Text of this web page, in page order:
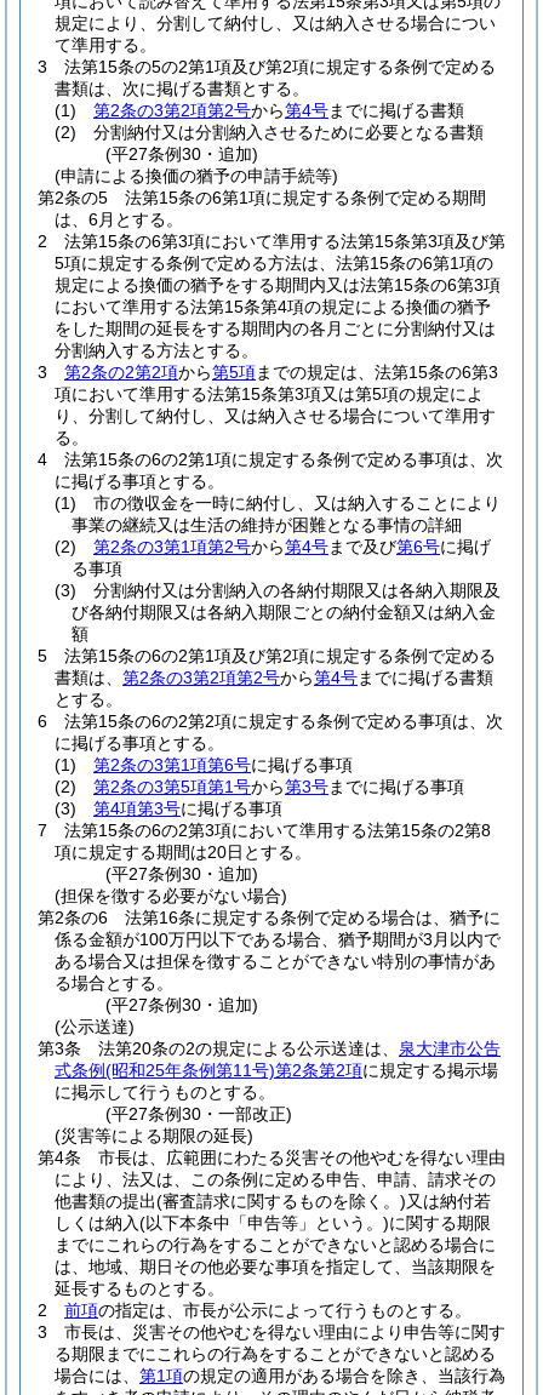
規定により、分割して納付し、又は納入させる場合につい
て準用する。
3
法第15条の5の2第1項及び第2項に規定する条例で定める
書類は、次に掲げる書類とする。
(1)
第2条の3第2項第2号から第4号までに掲げる書類
(2)
分割納付又は分割納入させるために必要となる書類
(平27条例30・追加)
(申請による換価の猶予の申請手続等)
第2条の5
法第15条の6第1項に規定する条例で定める期間
は、6月とする。
2
法第15条の6第3項において準用する法第15条第3項及び第
5項に規定する条例で定める方法は、法第15条の6第1項の
規定による換価の猶予をする期間内又は法第15条の6第3項
において準用する法第15条第4項の規定による換価の猶予
をした期間の延長をする期間内の各月ごとに分割納付又は
分割納入する方法とする。
3
第2条の2第2項から第5項までの規定は、法第15条の6第3
項において準用する法第15条第3項又は第5項の規定によ
り、分割して納付し、又は納入させる場合について準用す
る。
4
法第15条の6の2第1項に規定する条例で定める事項は、次
に掲げる事項とする。
(1)
市の徴収金を一時に納付し、又は納入することにより
事業の継続又は生活の維持が困難となる事情の詳細
(2)
第2条の3第1項第2号から第4号まで及び第6号に掲げ
る事項
(3)
分割納付又は分割納入の各納付期限又は各納入期限及
び各納付期限又は各納入期限ごとの納付金額又は納入金
額
5
法第15条の6の2第1項及び第2項に規定する条例で定める
書類は、 第2条の3第2項第2号から第4号までに掲げる書類
とする。
6
法第15条の6の2第2項に規定する条例で定める事項は、次
に掲げる事項とする。
(1)
第2条の3第1項第6号に掲げる事項
(2)
第2条の3第5項第1号から第3号までに掲げる事項
(3)
第4項第3号に掲げる事項
7
法第15条の6の2第3項において準用する法第15条の2第8
項に規定する期間は20日とする。
(平27条例30・追加)
(担保を徴する必要がない場合)
第2条の6
法第16条に規定する条例で定める場合は、猶予に
係る金額が100万円以下である場合、猶予期間が3月以内で
ある場合又は担保を徴することができない特別の事情があ
る場合とする。
(平27条例30・追加)
(公示送達)
第3条
法第20条の2の規定による公示送達は、 泉大津市公告
式条例(昭和25年条例第11号)第2条第2項に規定する掲示場
に掲示して行うものとする。
(平27条例30・一部改正)
(災害等による期限の延長)
第4条
市長は、広範囲にわたる災害その他やむを得ない理由
により、法又は、この条例に定める申告、申請、請求その
他書類の提出(審査請求に関するものを除く。)又は納付若
しくは納入(以下本条中「申告等」という。)に関する期限
までにこれらの行為をすることができないと認める場合に
は、地域、期日その他必要な事項を指定して、当該期限を
延長するものとする。
2
前項の指定は、市長が公示によって行うものとする。
3
市長は、災害その他やむを得ない理由により申告等に関す
る期限までにこれらの行為をすることができないと認める
場合には、 第1項の規定の適用がある場合を除き、当該行為